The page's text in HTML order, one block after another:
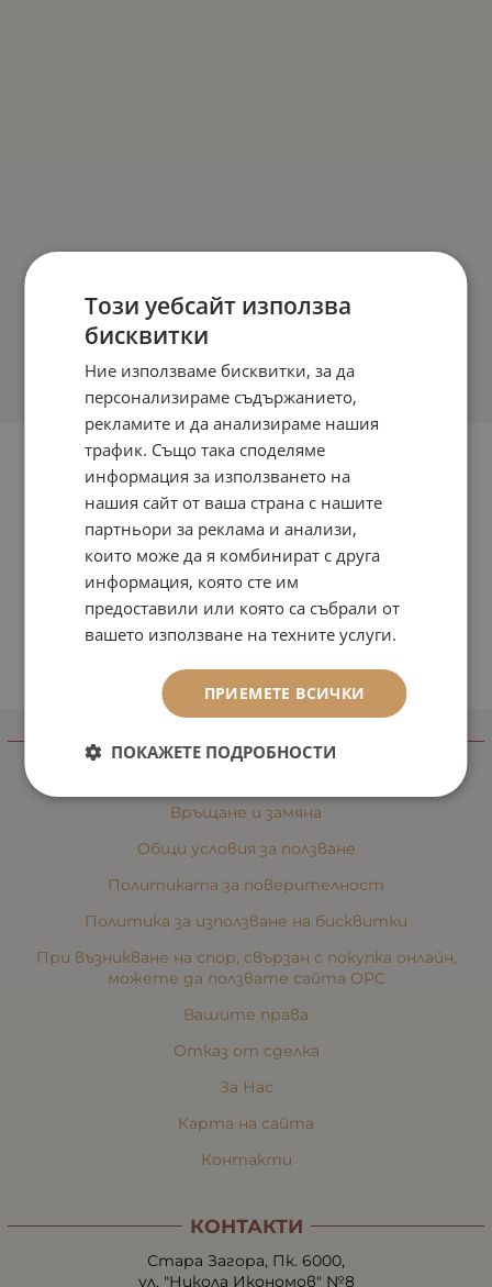
ИНФОРМАЦИЯ
Връщане и замяна
Общи условия за ползване
Политиката за поверителност
Политика за използване на бисквитки
При възникване на спор, свързан с покупка онлайн,
можете да ползвате сайта ОРС
Вашите права
Отказ от сделка
За Нас
Карта на сайта
Контакти
КОНТАКТИ
Стара Загора, Пк. 6000,
ул. "Никола Икономов" №8
Този уебсайт използва
бисквитки
Ние използваме бисквитки, за да
персонализираме съдържанието,
рекламите и да анализираме нашия
трафик. Също така споделяме
информация за използването на
нашия сайт от ваша страна с нашите
партньори за реклама и анализи,
които може да я комбинират с друга
информация, която сте им
предоставили или която са събрали от
вашето използване на техните услуги.
ПРИЕМЕТЕ ВСИЧКИ
ПОКАЖЕТЕ ПОДРОБНОСТИ